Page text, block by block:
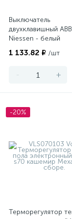
Выключатель
двухклавишный
Niessen - белый
1 133.82 ₽ /шт
- +
-20%
Терморегулятор